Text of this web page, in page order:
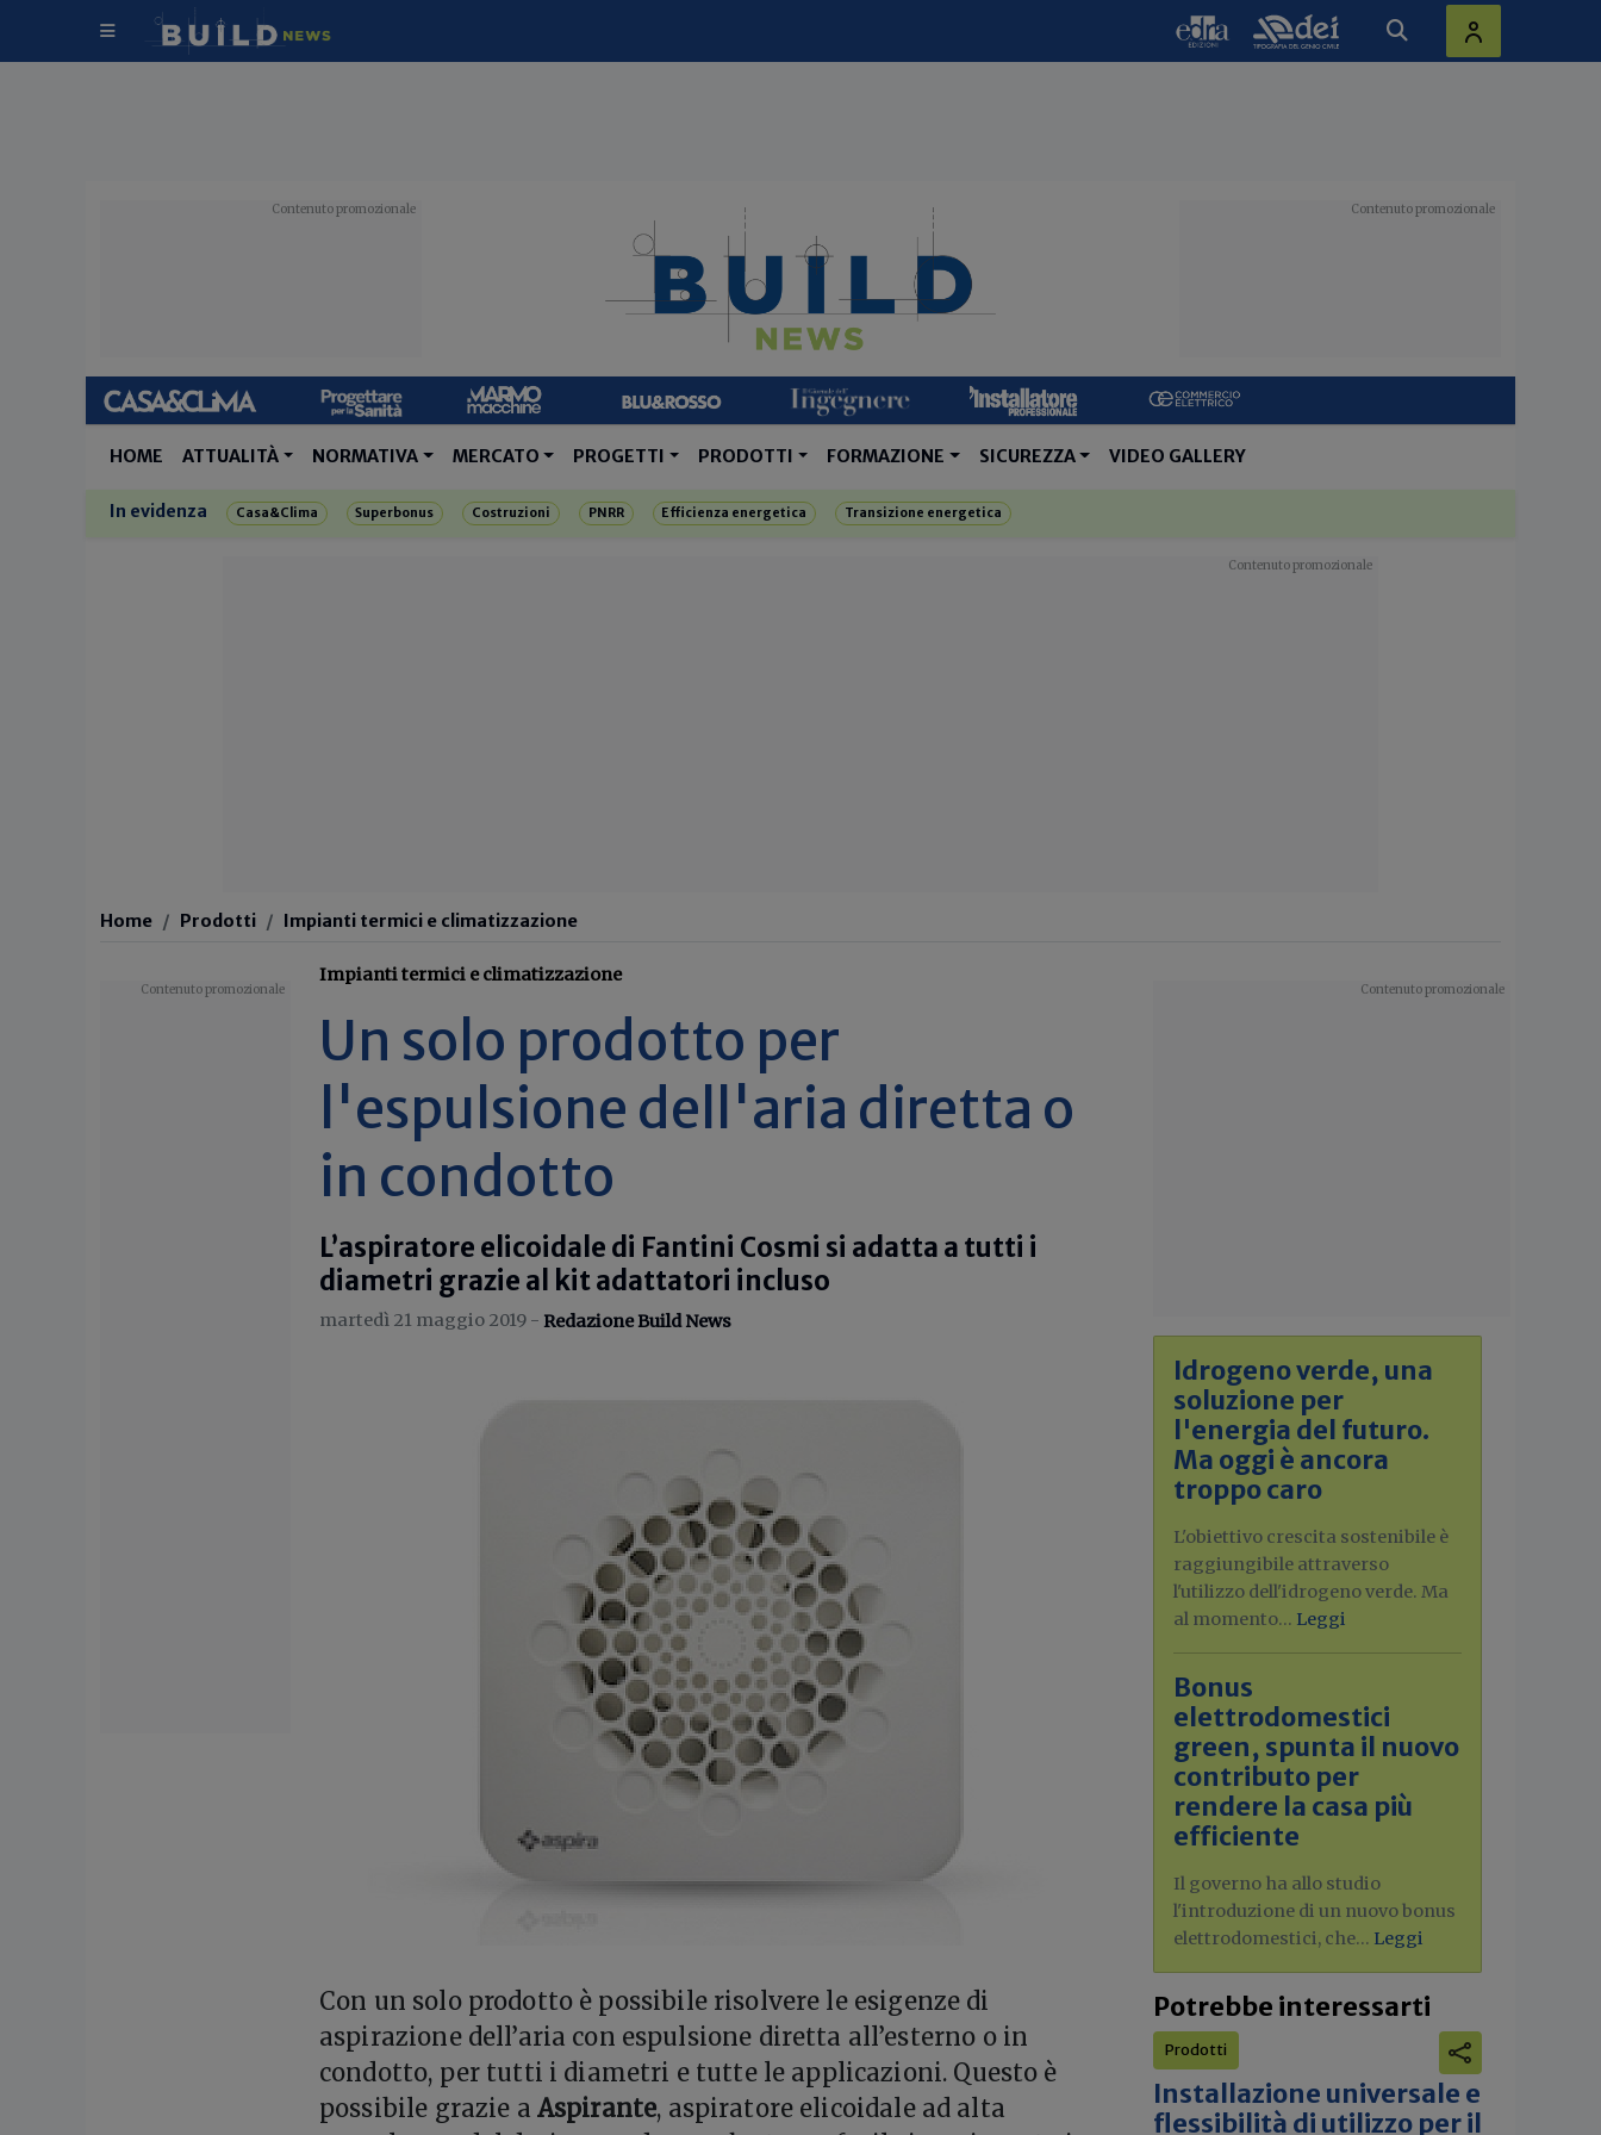
HOME ATTUALITÀ NORMATIVA MERCATO PROGETTI PRODOTTI FORMAZIONE SICUREZZA VIDEO GALLERY
In evidenza Casa&Clima Superbonus Costruzioni PNRR Efficienza energetica Transizione energetica
Home Prodotti Impianti termici e climatizzazione
Impianti termici e climatizzazione
Un solo prodotto per
l'espulsione dell'aria diretta o
in condotto
L’aspiratore elicoidale di Fantini Cosmi si adatta a tutti i
diametri grazie al kit adattatori incluso
martedì 21 maggio 2019 - Redazione Build News
Con un solo prodotto è possibile risolvere le esigenze di
aspirazione dell’aria con espulsione diretta all’esterno o in
condotto, per tutti i diametri e tutte le applicazioni. Questo è
possibile grazie a Aspirante, aspiratore elicoidale ad alta
Idrogeno verde, una
soluzione per
l'energia del futuro.
Ma oggi è ancora
troppo caro
L'obiettivo crescita sostenibile è
raggiungibile attraverso
l'utilizzo dell'idrogeno verde. Ma
al momento... Leggi
Bonus
elettrodomestici
green, spunta il nuovo
contributo per
rendere la casa più
efficiente
Il governo ha allo studio
l'introduzione di un nuovo bonus
elettrodomestici, che... Leggi
Potrebbe interessarti
Prodotti
Installazione universale e
flessibilità di utilizzo per il